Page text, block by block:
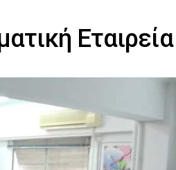
Εταιρεία